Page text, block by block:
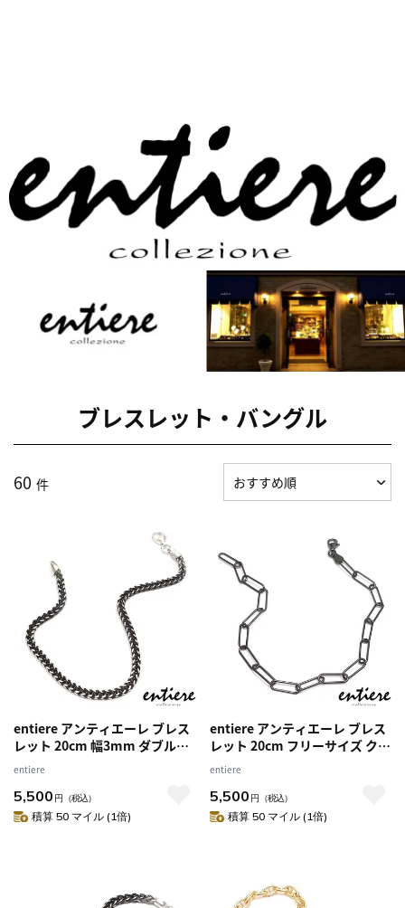
ブレスレット・バングル
60 件
entiere アンティエーレ ブレス
レット 20cm 幅3mm ダブル喜
平チェーン シルバー925 ブラッ
クルテニウムメッキ レディース
メンズ
entiere
5,500 円 （税込）
積算 50 マイル (1倍)
entiere アンティエーレ ブレス
レット 20cm フリーサイズ クリ
ップチェーン シルバー925 ブラ
ックルテニウムメッキ レディー
ス メンズ
entiere
5,500 円 （税込）
積算 50 マイル (1倍)